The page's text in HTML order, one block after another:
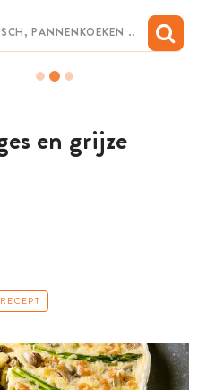
en grijze